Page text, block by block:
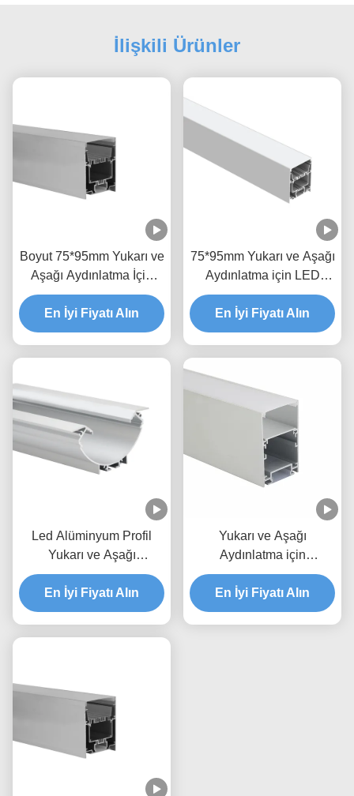
İlişkili Ürünler
Boyut 75*95mm Yukarı ve
Aşağı Aydınlatma İçin
LED Profil Kanalı
En İyi Fiyatı Alın
75*95mm Yukarı ve Aşağı
Aydınlatma için LED
Profili anodize Alaşım
6063
En İyi Fiyatı Alın
Led Alüminyum Profil
Yukarı ve Aşağı
Aydınlatma için Sarkık
Aydınlatma LED Profili
En İyi Fiyatı Alın
Yukarı ve Aşağı
Aydınlatma için
Alüminyum Led Şerit
Profie W50*H75mm
Sürücü
En İyi Fiyatı Alın